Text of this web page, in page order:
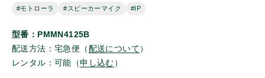
#モトローラ #スピーカーマイク #IP
型番：PMMN4125B
配送方法：宅急便（配送について）
レンタル：可能（申し込む）
スタンダード
スタンダードホライゾン